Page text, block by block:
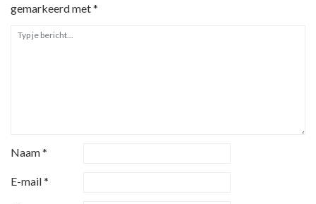
gemarkeerd met*
Naam*
E-mail*